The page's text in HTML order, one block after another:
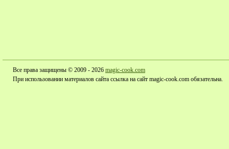
Все права защищены © 2009 - 2026 magic-cook.com
При использовании материалов сайта ссылка на сайт magic-cook.com обязательна.